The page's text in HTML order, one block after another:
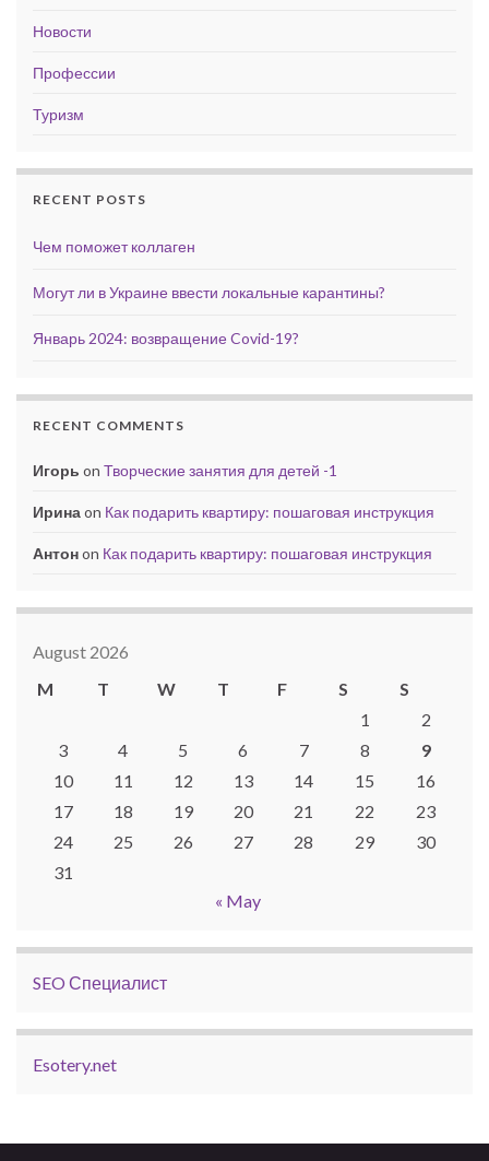
Новости
Профессии
Туризм
RECENT POSTS
Чем поможет коллаген
Могут ли в Украине ввести локальные карантины?
Январь 2024: возвращение Covid-19?
RECENT COMMENTS
Игорь on Творческие занятия для детей -1
Иринаon Как подарить квартиру: пошаговая инструкция
Антонon Как подарить квартиру: пошаговая инструкция
August 2026
M
T W T F S
S
1
2
3
4 5 6 7 8
9
10
11 12 13 14 15
16
17
18 19 20 21 22
23
24
25 26 27 28 29
30
31
« May
SEO Специалист
Esotery.net